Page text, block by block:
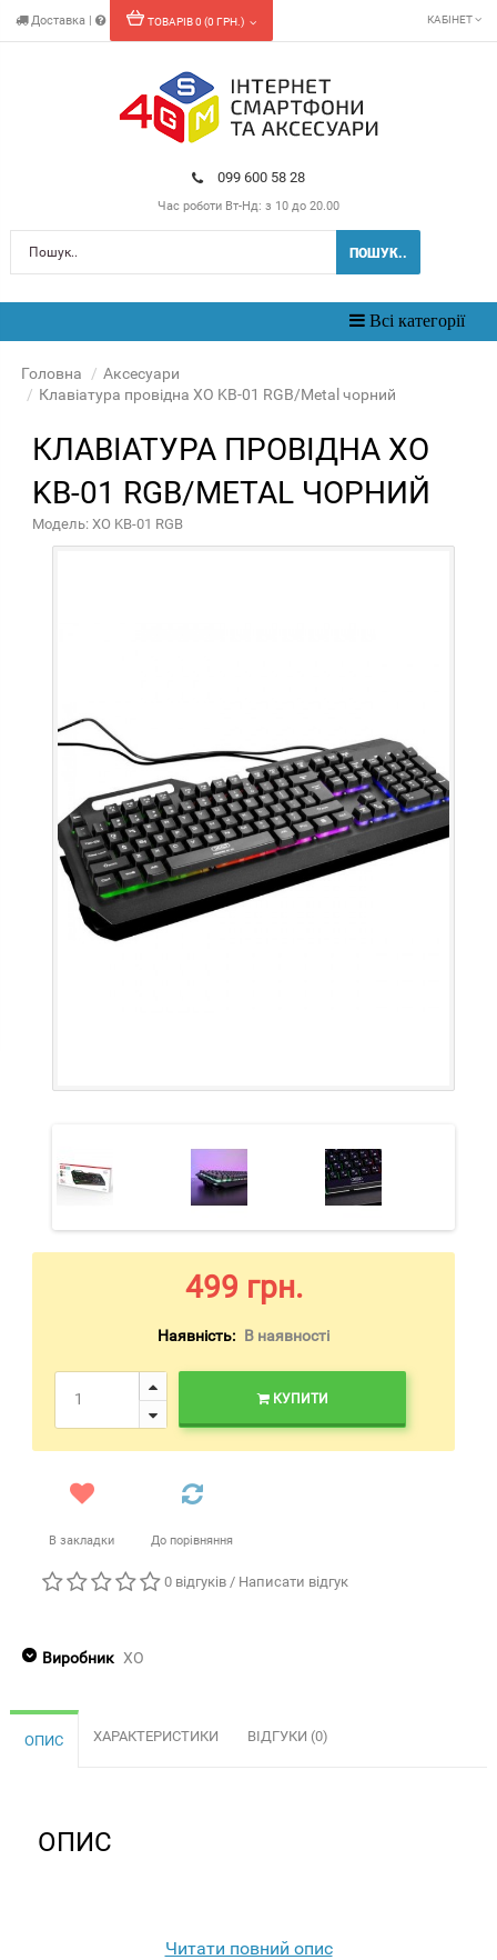
Доставка | КАБІНЕТ
099 600 58 28
Час роботи Вт-Нд: з 10 до 20.00
ТОВАРІВ 0 (0 ГРН.)
ПОШУК..
Toggle
navigation
Всі категорії
Головна
Аксесуари
Клавіатура провідна XO KB-01 RGB/Metal чорний
КЛАВІАТУРА ПРОВІДНА XO
KB-01 RGB/METAL ЧОРНИЙ
Модель: XO KB-01 RGB
499 грн.
Наявність: В наявності
КУПИТИ
В закладки До порівняння
0 відгуків / Написати відгук
Виробник XO
ОПИС ХАРАКТЕРИСТИКИ ВІДГУКИ (0)
ОПИС
Читати повний опис